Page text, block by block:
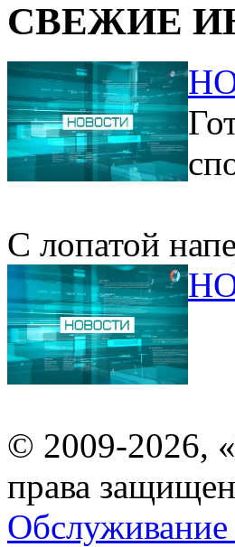
СВЕЖИЕ
С лопатой
© 2009-2026,
права
Обслуживание